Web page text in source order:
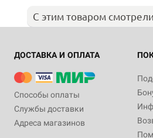
С этим товаром смотрели
ДОСТАВКА И ОПЛАТА
Способы оплаты
Службы доставки
Адреса магазинов